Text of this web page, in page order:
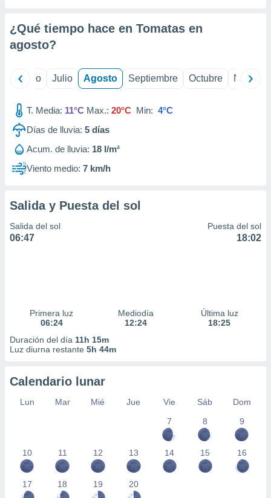
e
mediante
publicidad
publicidad
de
1199
¿Qué tiempo hace en Tomatas en
agosto?
Junio Julio Agosto Septiembre Octubre
T. Media: 11°C Max.: 20°C Min: 4°C
Días de lluvia: 5 días
Acum. de lluvia: 18 l/m²
Viento medio: 7 km/h
Salida y Puesta del sol
Salida del sol
06:47
Puesta del sol
18:02
Primera luz
06:24
Mediodía
12:24
Última luz
18:25
Duración del día 11h 15m
Luz diurna restante 5h 44m
Calendario lunar
Lun Mar Mié Jue Vie Sáb
Dom
7
8 9
10 11 12 13 14 15 16
17 18 19 20